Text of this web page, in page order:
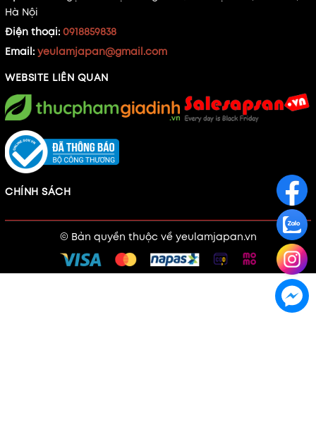
Hà Nội
Điện thoại: 0918859838
Email: yeulamjapan@gmail.com
WEBSITE LIÊN QUAN
CHÍNH SÁCH
© Bản quyền thuộc về yeulamjapan.vn